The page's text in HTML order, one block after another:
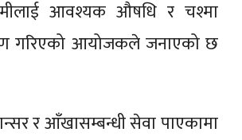
आवश्यक औषधि र चश्मा
गरिएको आयोजकले जनाएको छ
र आँखासम्बन्धी सेवा पाएकामा